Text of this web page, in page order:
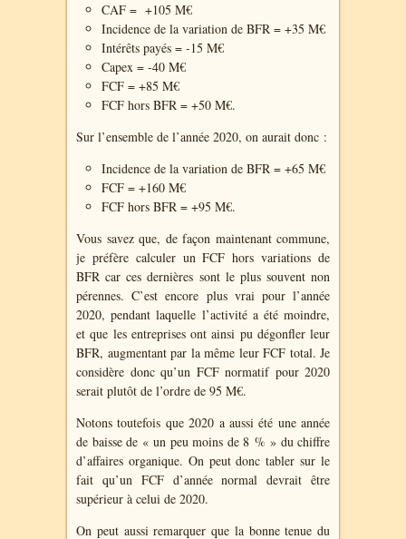
CAF = +105 M€
Incidence de la variation de BFR = +35 M€
Intérêts payés = -15 M€
Capex = -40 M€
FCF = +85 M€
FCF hors BFR = +50 M€.
Sur l’ensemble de l’année 2020, on aurait donc :
Incidence de la variation de BFR = +65 M€
FCF = +160 M€
FCF hors BFR = +95 M€.
Vous savez que, de façon maintenant commune,
je préfère calculer un FCF hors variations de
BFR car ces dernières sont le plus souvent non
pérennes. C’est encore plus vrai pour l’année
2020, pendant laquelle l’activité a été moindre,
et que les entreprises ont ainsi pu dégonfler leur
BFR, augmentant par la même leur FCF total. Je
considère donc qu’un FCF normatif pour 2020
serait plutôt de l’ordre de 95 M€.
Notons toutefois que 2020 a aussi été une année
de baisse de « un peu moins de 8 % » du chiffre
d’affaires organique. On peut donc tabler sur le
fait qu’un FCF d’année normal devrait être
supérieur à celui de 2020.
On peut aussi remarquer que la bonne tenue du